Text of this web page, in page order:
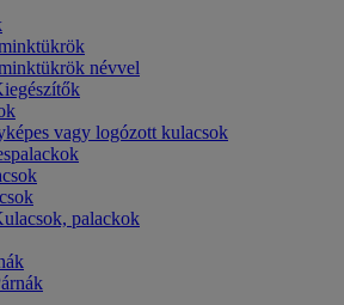
névvel
vagy logózott kulacsok
palackok